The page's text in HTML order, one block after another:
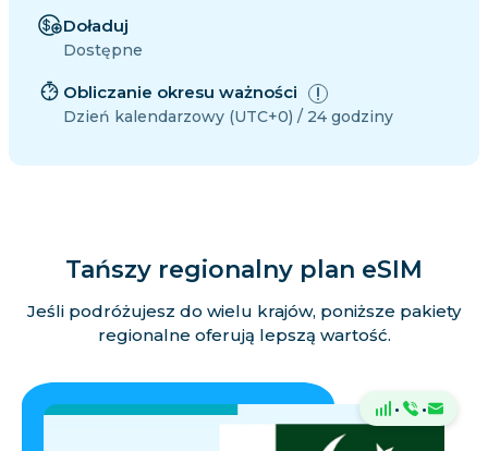
Doładuj
Dostępne
Obliczanie okresu ważności
Dzień kalendarzowy (UTC+0) / 24 godziny
Tańszy regionalny plan eSIM
Jeśli podróżujesz do wielu krajów, poniższe pakiety
regionalne oferują lepszą wartość.
· ·